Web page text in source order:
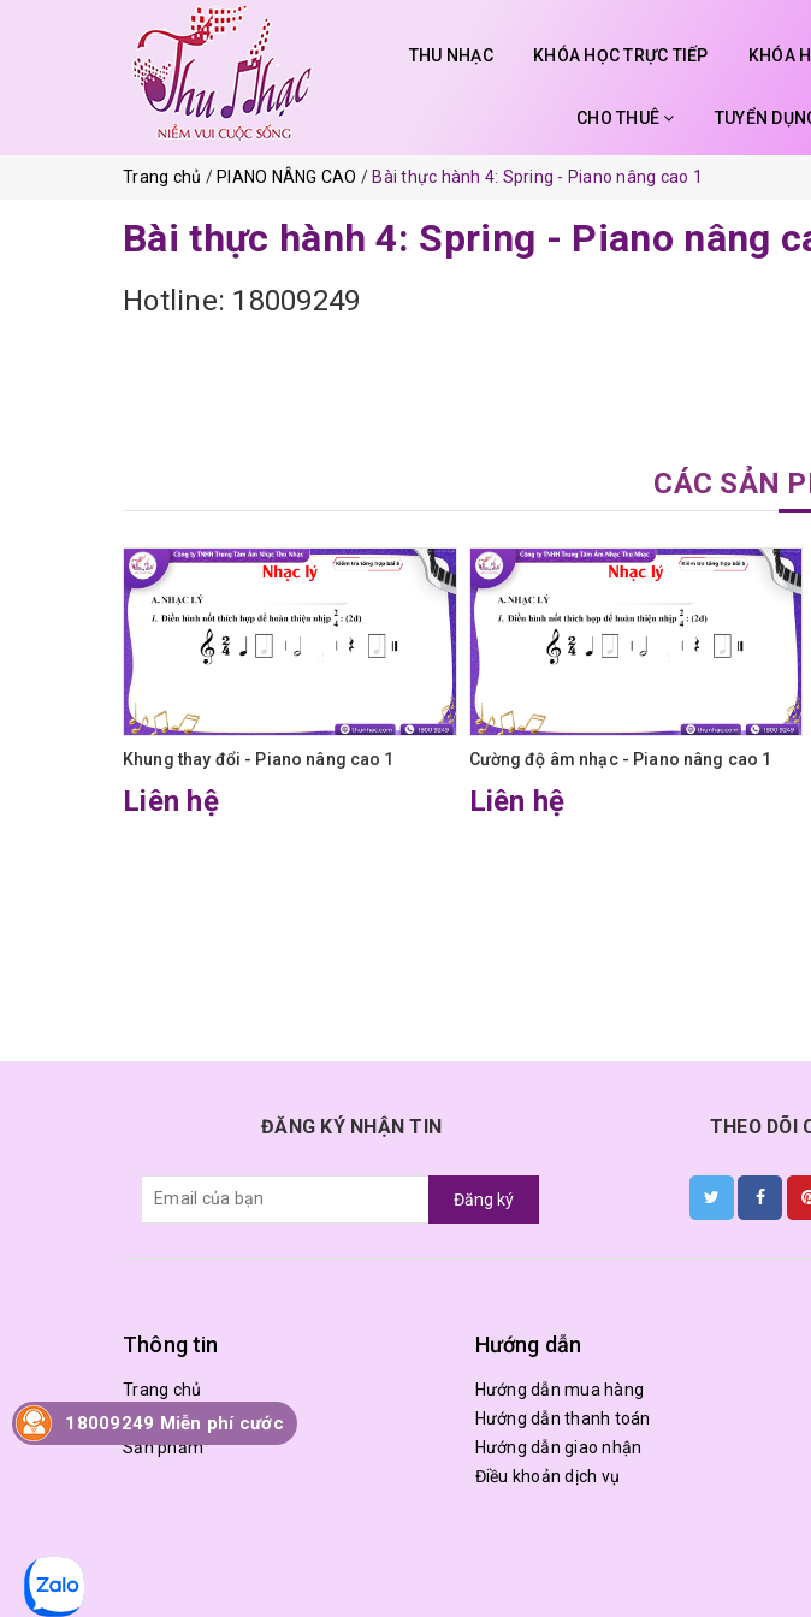
THU NHẠC KHÓA HỌC TRỰC TIẾP KHÓA
CHO THUÊ TUYỂN
Trang chủ PIANO NÂNG CAO Bài thực hành 4: Spring - Piano nâng cao 1
Bài thực hành 4: Spring - Piano nâng
Hotline: 18009249
CÁC SẢN
Khung thay đổi - Piano nâng cao 1
Liên hệ
Cường độ âm nhạc - Piano nâng cao 1
Liên hệ
ĐĂNG KÝ NHẬN TIN
Đăng ký
THEO DÕI
Thông tin
Trang chủ
Giới thiệu
Sản phẩm
Hướng dẫn
Hướng dẫn mua hàng
Hướng dẫn thanh toán
Hướng dẫn giao nhận
Điều khoản dịch vụ
18009249 Miễn phí cước